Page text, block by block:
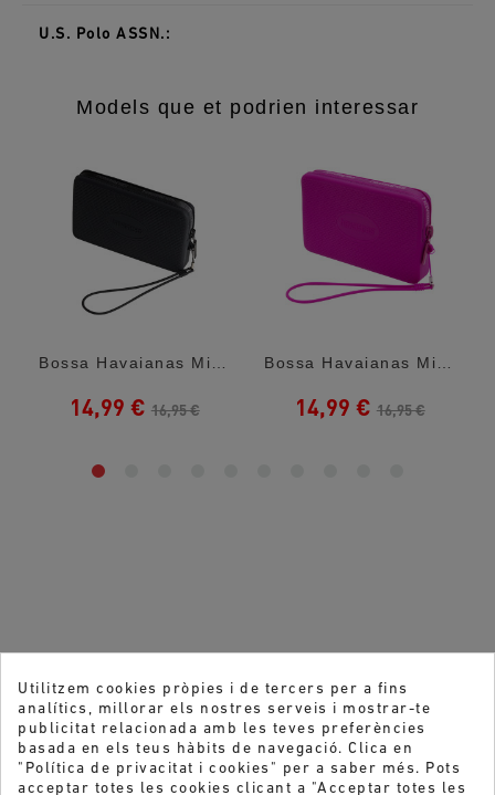
U.S. Polo ASSN.:
Models que et podrien interessar
14,99 € 16,95 € 14,99 € 16,95 €
Utilitzem cookies pròpies i de tercers per a fins
analítics, millorar els nostres serveis i mostrar-te
publicitat relacionada amb les teves preferències
basada en els teus hàbits de navegació. Clica en
"Política de privacitat i cookies" per a saber més. Pots
acceptar totes les cookies clicant a "Acceptar totes les